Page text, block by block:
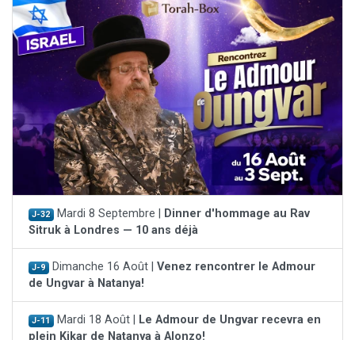
J-32 Mardi 8 Septembre |
Dinner d'hommage au Rav
Sitruk à Londres — 10 ans déjà
J-9 Dimanche 16 Août | Venez rencontrer le Admour
de Ungvar à Natanya!
J-11 Mardi 18 Août |
Le Admour de Ungvar recevra en
plein Kikar de Natanya à Alonzo!